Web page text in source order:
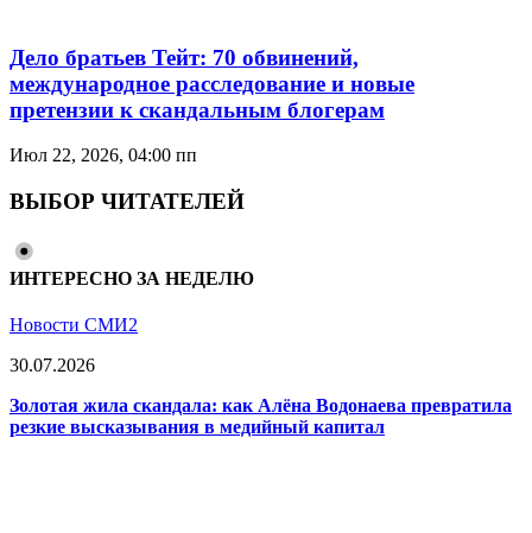
Дело братьев Тейт: 70 обвинений,
международное расследование и новые
претензии к скандальным блогерам
Июл 22, 2026, 04:00 пп
ВЫБОР ЧИТАТЕЛЕЙ
ИНТЕРЕСНО ЗА НЕДЕЛЮ
Новости СМИ2
30.07.2026
Золотая жила скандала: как Алёна Водонаева превратила
резкие высказывания в медийный капитал